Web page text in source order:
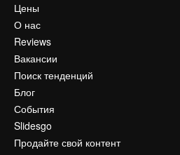
Цены
О нас
Reviews
Вакансии
Поиск тенденций
Блог
События
Slidesgo
Продайте свой контент